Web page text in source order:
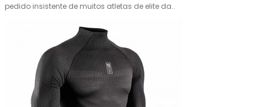
pedido insistente de muitos atletas de elite da..